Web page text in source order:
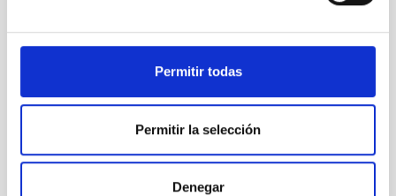
Permitir todas
Permitir la selección
Denegar
talent.